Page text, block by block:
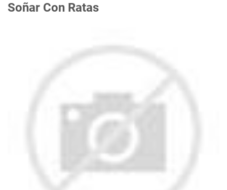
Soñar Con Ratas